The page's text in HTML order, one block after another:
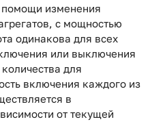
помощи изменения
с мощностью
одинакова для всех
или выключения
для
включения каждого из
в
от текущей